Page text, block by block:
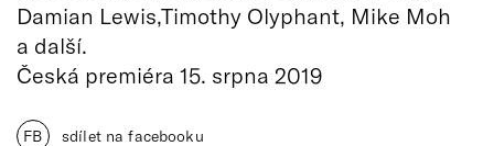
Damian Lewis,Timothy Olyphant, Mike Moh
a další.
Česká premiéra 15. srpna 2019
FB sdílet na facebooku